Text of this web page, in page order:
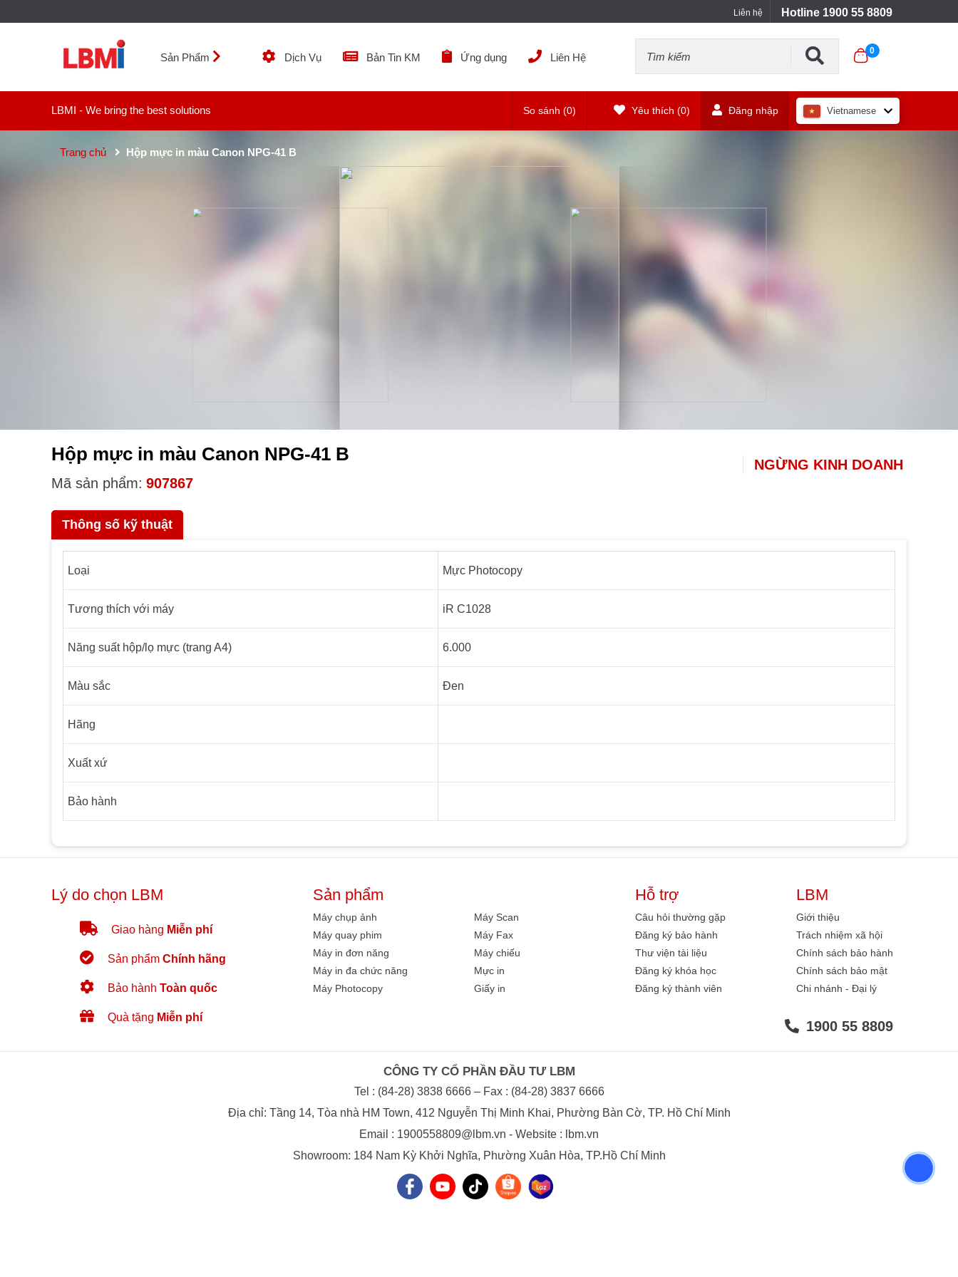
Liên hệ Hotline 1900 55 8809
Sản Phẩm Dịch Vụ Bản Tin KM Ứng dụng Liên Hệ
0
LBMI - We bring the best solutions So sánh (0) Yêu thích (0) Đăng nhập Vietnamese
Trang chủ Hộp mực in màu Canon NPG-41 B
Hộp mực in màu Canon NPG-41 B
Mã sản phẩm: 907867
NGỪNG KINH DOANH
Thông số kỹ thuật
Loại Mực Photocopy
Tương thích với máy iR C1028
Năng suất hộp/lọ mực (trang A4) 6.000
Màu sắc Đen
Hãng
Xuất xứ
Bảo hành
Lý do chọn LBM
Giao hàng Miễn phí
Sản phẩm Chính hãng
Bảo hành Toàn quốc
Quà tặng Miễn phí
Sản phẩm
Máy chụp ảnh
Máy quay phim
Máy in đơn năng
Máy in đa chức năng
Máy Photocopy
Máy Scan
Máy Fax
Máy chiếu
Mực in
Giấy in
Hỗ trợ
Câu hỏi thường gặp
Đăng ký bảo hành
Thư viện tài liệu
Đăng ký khóa học
Đăng ký thành viên
LBM
Giới thiệu
Trách nhiệm xã hội
Chính sách bảo hành
Chính sách bảo mật
Chi nhánh - Đại lý
1900 55 8809
CÔNG TY CỔ PHẦN ĐẦU TƯ LBM
Tel : (84-28) 3838 6666 – Fax : (84-28) 3837 6666
Địa chỉ: Tầng 14, Tòa nhà HM Town, 412 Nguyễn Thị Minh Khai, Phường Bàn Cờ, TP. Hồ Chí Minh
Email : 1900558809@lbm.vn - Website : lbm.vn
Showroom: 184 Nam Kỳ Khởi Nghĩa, Phường Xuân Hòa, TP.Hồ Chí Minh